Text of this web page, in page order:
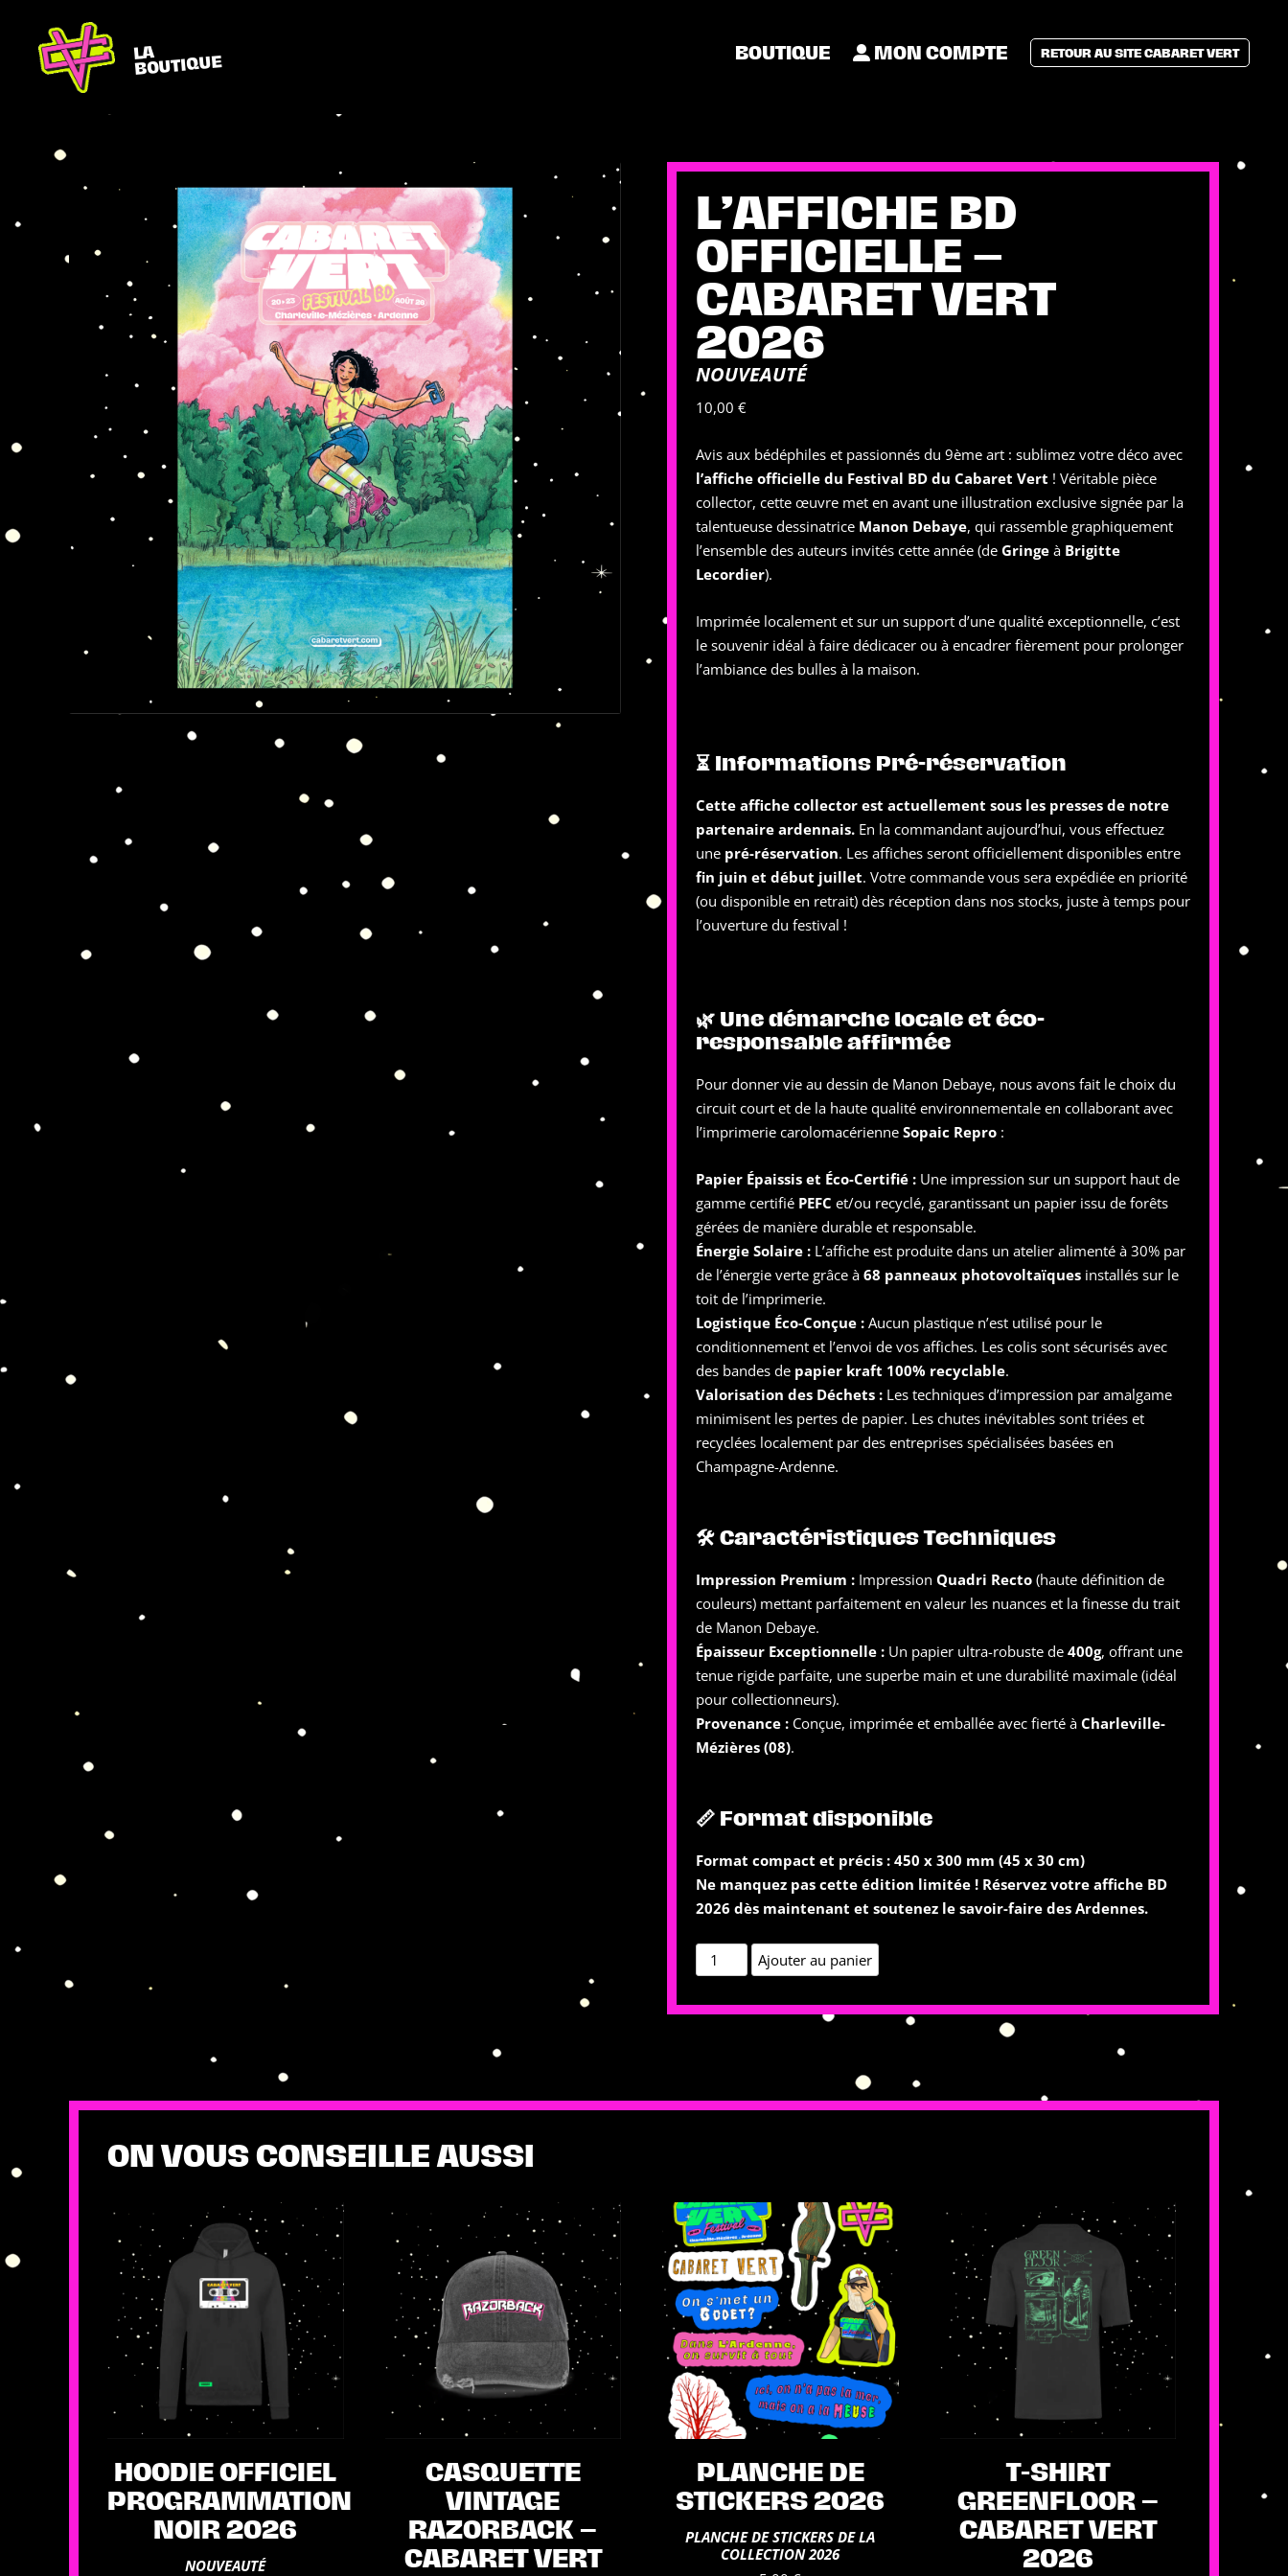
LA
BOUTIQUE
BOUTIQUE MON COMPTE RETOUR AU SITE CABARET VERT
L’AFFICHE BD
OFFICIELLE –
CABARET VERT
2026
NOUVEAUTÉ
10,00 €
Avis aux bédéphiles et passionnés du 9ème art : sublimez votre déco avec
l’affiche officielle du Festival BD du Cabaret Vert ! Véritable pièce
collector, cette œuvre met en avant une illustration exclusive signée par la
talentueuse dessinatrice Manon Debaye, qui rassemble graphiquement
l’ensemble des auteurs invités cette année (de Gringe à Brigitte
Lecordier).
Imprimée localement et sur un support d’une qualité exceptionnelle, c’est
le souvenir idéal à faire dédicacer ou à encadrer fièrement pour prolonger
l’ambiance des bulles à la maison.
⏳ Informations Pré-réservation
Cette affiche collector est actuellement sous les presses de notre
partenaire ardennais. En la commandant aujourd’hui, vous effectuez
une pré-réservation. Les affiches seront officiellement disponibles entre
fin juin et début juillet. Votre commande vous sera expédiée en priorité
(ou disponible en retrait) dès réception dans nos stocks, juste à temps pour
l’ouverture du festival !
🌿 Une démarche locale et éco-
responsable affirmée
Pour donner vie au dessin de Manon Debaye, nous avons fait le choix du
circuit court et de la haute qualité environnementale en collaborant avec
l’imprimerie carolomacérienne Sopaic Repro :
Papier Épaissis et Éco-Certifié : Une impression sur un support haut de
gamme certifié PEFC et/ou recyclé, garantissant un papier issu de forêts
gérées de manière durable et responsable.
Énergie Solaire : L’affiche est produite dans un atelier alimenté à 30% par
de l’énergie verte grâce à 68 panneaux photovoltaïques installés sur le
toit de l’imprimerie.
Logistique Éco-Conçue : Aucun plastique n’est utilisé pour le
conditionnement et l’envoi de vos affiches. Les colis sont sécurisés avec
des bandes de papier kraft 100% recyclable.
Valorisation des Déchets : Les techniques d’impression par amalgame
minimisent les pertes de papier. Les chutes inévitables sont triées et
recyclées localement par des entreprises spécialisées basées en
Champagne-Ardenne.
🛠 Caractéristiques Techniques
Impression Premium : Impression Quadri Recto (haute définition de
couleurs) mettant parfaitement en valeur les nuances et la finesse du trait
de Manon Debaye.
Épaisseur Exceptionnelle : Un papier ultra-robuste de 400g, offrant une
tenue rigide parfaite, une superbe main et une durabilité maximale (idéal
pour collectionneurs).
Provenance : Conçue, imprimée et emballée avec fierté à Charleville-
Mézières (08).
📏 Format disponible
Format compact et précis : 450 x 300 mm (45 x 30 cm)
Ne manquez pas cette édition limitée ! Réservez votre affiche BD
2026 dès maintenant et soutenez le savoir-faire des Ardennes.
quantité
de
L'Affiche
Cabaret
Ajouter au panier
ON VOUS CONSEILLE AUSSI
HOODIE OFFICIEL
PROGRAMMATION
NOIR 2026
NOUVEAUTÉ
CASQUETTE
VINTAGE
RAZORBACK –
CABARET VERT
PLANCHE DE
STICKERS 2026
PLANCHE DE STICKERS DE LA
COLLECTION 2026
T-SHIRT
GREENFLOOR –
CABARET VERT
2026